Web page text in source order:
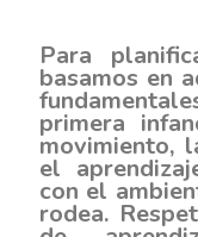
Para
basamos en
primera
movimiento,
el
con el
rodea.